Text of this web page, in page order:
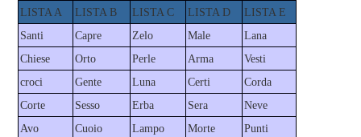
LISTA A LISTA B LISTA C LISTA D
LISTA E
Santi
Capre Zelo Male
Lana
Chiese
Orto Perle Arma
Vesti
croci
Gente Luna Certi
Corda
Corte
Sesso Erba Sera
Neve
Avo
Cuoio Lampo Morte
Punti